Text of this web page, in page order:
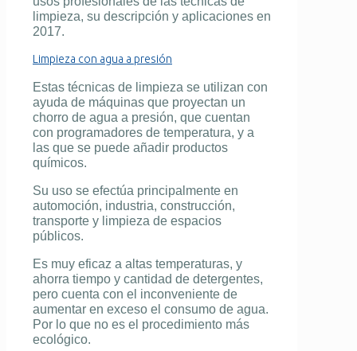
limpieza, su descripción y aplicaciones en
2017.
Limpieza con agua a presión
Estas técnicas de limpieza se utilizan con
ayuda de máquinas que proyectan un
chorro de agua a presión, que cuentan
con programadores de temperatura, y a
las que se puede añadir productos
químicos.
Su uso se efectúa principalmente en
automoción, industria, construcción,
transporte y limpieza de espacios
públicos.
Es muy eficaz a altas temperaturas, y
ahorra tiempo y cantidad de detergentes,
pero cuenta con el inconveniente de
aumentar en exceso el consumo de agua.
Por lo que no es el procedimiento más
ecológico.